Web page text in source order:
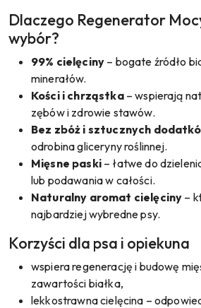
Dlaczego Regenerator
wybór?
99% cielęciny – bogate źródło
minerałów.
Kości i chrząstka– wspierają
zębów i zdrowie stawów.
Bez zbóż i sztucznych
odrobina gliceryny roślinnej.
Mięsne paski– łatwe do
lub podawania w całości.
Naturalny aromat cielęciny –
najbardziej wybredne psy.
Korzyści dla psa i opiekuna
wspiera regenerację i budowę
zawartości białka,
lekkostrawna cielęcina –